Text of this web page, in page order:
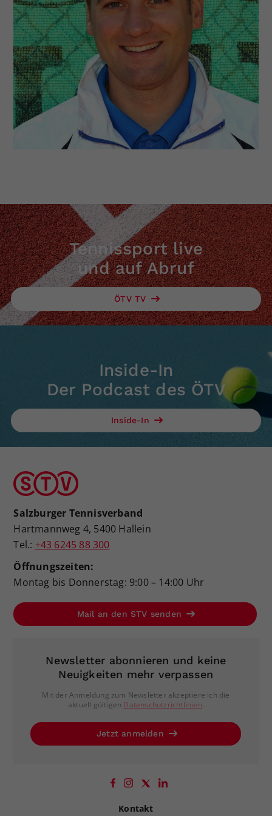
Tennissport live
und auf Abruf
ÖTV TV
Inside-In
Der Podcast des ÖTV
Inside-In
Salzburger Tennisverband
Hartmannweg 4, 5400 Hallein
Tel.: +43 6245 88 300
Öffnungszeiten:
Montag bis Donnerstag: 9:00 – 14:00 Uhr
Mail an den STV senden
Newsletter abonnieren und keine
Neuigkeiten mehr verpassen
Mit der Anmeldung zum Newsletter akzeptiere ich die
aktuell gültigen Datenschutzrichtlinien.
Jetzt anmelden
Kontakt
Zweck
Dieser Wert speichert Ihre Consent-
Einstellungen. Unter anderem eine
zufällig generierte ID, für die
historische Speicherung Ihrer
vorgenommen Einstellungen, falls der
Webseiten-Betreiber dies eingestellt
hat.